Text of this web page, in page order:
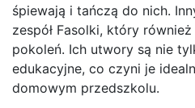
śpiewają i tańczą do nich.
zespół Fasolki, który
pokoleń. Ich utwory są nie
edukacyjne, co czyni je
domowym przedszkolu.